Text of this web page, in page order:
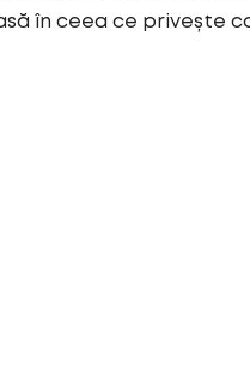
în ceea ce privește